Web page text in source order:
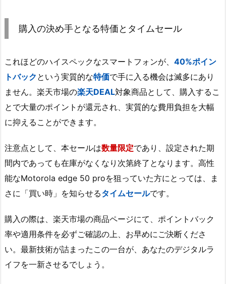
購入の決め手となる特価とタイムセール
これほどのハイスペックなスマートフォンが、 40%ポイン
トバック という実質的な特価で手に入る機会は滅多にあり
ません。楽天市場の楽天DEAL対象商品として、購入するこ
とで大量のポイントが還元され、実質的な費用負担を大幅
に抑えることができます。
注意点として、本セールは数量限定であり、設定された期
間内であっても在庫がなくなり次第終了となります。高性
能なMotorola edge 50 proを狙っていた方にとっては、ま
さに「買い時」を知らせるタイムセールです。
購入の際は、楽天市場の商品ページにて、ポイントバック
率や適用条件を必ずご確認の上、お早めにご決断くださ
い。最新技術が詰まったこの一台が、あなたのデジタルラ
イフを一新させるでしょう。